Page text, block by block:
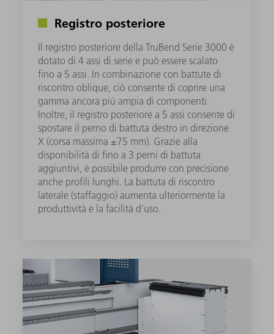
Registro posteriore
Il registro posteriore della TruBend Serie 3000 è
dotato di 4 assi di serie e può essere scalato
fino a 5 assi. In combinazione con battute di
riscontro oblique, ciò consente di coprire una
gamma ancora più ampia di componenti.
Inoltre, il registro posteriore a 5 assi consente di
spostare il perno di battuta destro in direzione
X (corsa massima ±75 mm). Grazie alla
disponibilità di fino a 3 perni di battuta
aggiuntivi, è possibile produrre con precisione
anche profili lunghi. La battuta di riscontro
laterale (staffaggio) aumenta ulteriormente la
produttività e la facilità d'uso.